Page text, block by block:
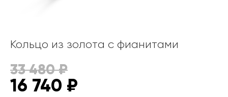
Кольцо из золота с фианитами
33 480₽
16 740 ₽